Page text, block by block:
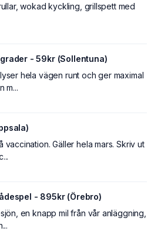
wokad kyckling, grillspett med
grader - 59kr (Sollentuna)
hela vägen runt och ger maximal
m...
vaccination. Gäller hela mars. Skriv ut
- 895kr (Örebro)
en knapp mil från vår anläggning,